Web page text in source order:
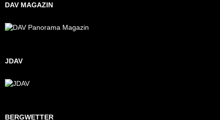
DAV MAGAZIN
JDAV
BERGWETTER